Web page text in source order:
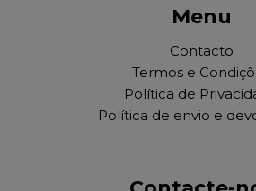
Menu
Contacto
Termos e
Política de
Política de envio e